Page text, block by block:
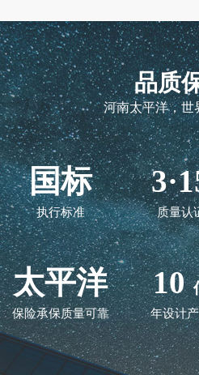
品质
河南太平洋，世
国标
执行标准 质量认
太平洋
保险承保质量可靠
10
年设计